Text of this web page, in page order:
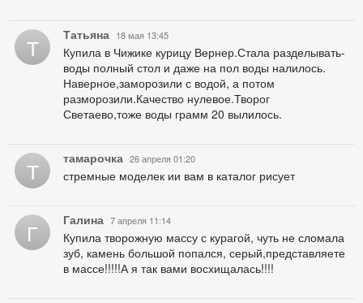
Т Татьяна 18 мая 13:45
Купила в Чижике курицу Вернер.Стала разделывать-
воды полный стол и даже на пол воды налилось.
Наверное,заморозили с водой, а потом
разморозили.Качество нулевое.Творог
Светаево,тоже воды грамм 20 вылилось.
Т тамарочка 26 апреля 01:20
стремные моделек ии вам в каталог рисует
Г Галина 7 апреля 11:14
Купила творожную массу с курагой, чуть не сломала
зуб, камень большой попался, серый,представляете
в массе!!!!!А я так вами восхищалась!!!!